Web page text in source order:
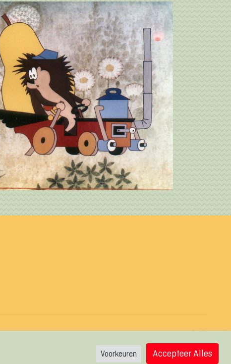
Voorkeuren Accepteer Alles